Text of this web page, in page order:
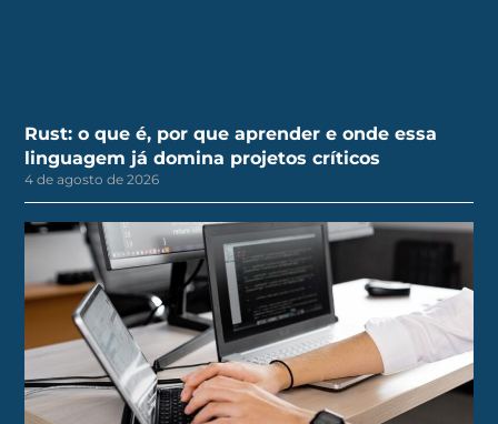
Rust: o que é, por que aprender e onde essa
linguagem já domina projetos críticos
4 de agosto de 2026